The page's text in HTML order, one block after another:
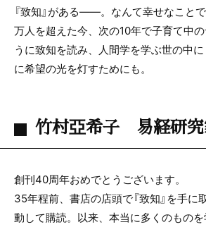
『致知』がある――。なんて幸せなこと
万人を超えた今、次の10年で子育て中
うに致知を読み、人間学を学ぶ世の中
に希望の光を灯すためにも。
竹村亞希子 易経研
創刊40周年おめでとうございます。
35年程前、書店の店頭で『致知』を手に
動して購読。以来、本当に多くのもの